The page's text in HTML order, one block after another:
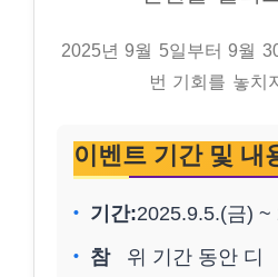
2025년 9월 5일부터 9월
번 기회를 놓치
이벤트 기간 및 내
기간:2025.9.5.(금) ~
참
위 기간 동안 디